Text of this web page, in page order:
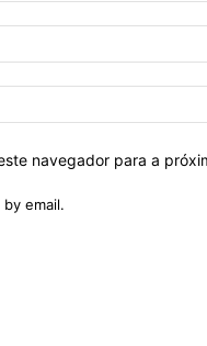
navegador para a
email.